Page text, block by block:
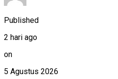
Published
2 hari ago
on
5 Agustus 2026